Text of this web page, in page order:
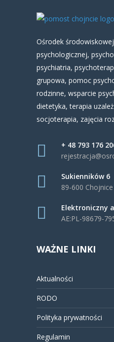
Ośrodek
psychologicznej,
psychiatria,
grupowa, pomoc
rodzinne, wsparcie
dietetyka, terapia
socjoterapia, zajęcia
+ 48 793 176
Sukienników 6
89-600 Chojnice
Elektroniczny
AE:PL-98679-
WAŻNE LINKI
Aktualności
RODO
Polityka prywatności
Regulamin